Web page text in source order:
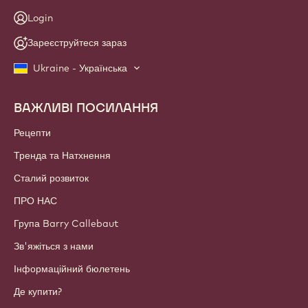
Login
Зареєструйтеся зараз
Ukraine - Українська
Footer
Callebaut
ВАЖЛИВІ ПОСИЛАННЯ
Рецепти
Тренда та Натхнення
Сталий розвиток
ПРО НАС
Група Barry Callebaut
Зв'яжіться з нами
Інформаційний бюлетень
Де купити?